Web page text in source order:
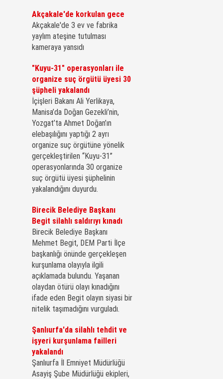
Akçakale'de korkulan gece
Akçakale'de 3 ev ve fabrika
yaylım ateşine tutulması
kameraya yansıdı
"Kuyu-31" operasyonları ile
organize suç örgütü üyesi 30
şüpheli yakalandı
İçişleri Bakanı Ali Yerlikaya,
Manisa’da Doğan Gezekli’nin,
Yozgat’ta Ahmet Doğan’ın
elebaşılığını yaptığı 2 ayrı
organize suç örgütüne yönelik
gerçekleştirilen “Kuyu-31”
operasyonlarında 30 organize
suç örgütü üyesi şüphelinin
yakalandığını duyurdu.
Birecik Belediye Başkanı
Begit silahlı saldırıyı kınadı
Birecik Belediye Başkanı
Mehmet Begit, DEM Parti İlçe
başkanlığı önünde gerçekleşen
kurşunlama olayıyla ilgili
açıklamada bulundu. Yaşanan
olaydan ötürü olayı kınadığını
ifade eden Begit olayın siyasi bir
nitelik taşımadığını vurguladı.
Şanlıurfa'da silahlı tehdit ve
işyeri kurşunlama failleri
yakalandı
Şanlıurfa İl Emniyet Müdürlüğü
Asayiş Şube Müdürlüğü ekipleri,